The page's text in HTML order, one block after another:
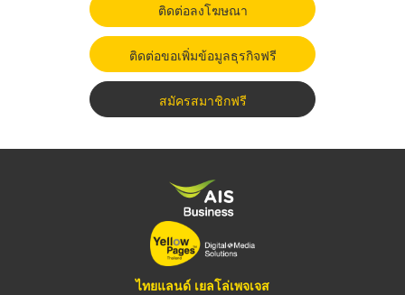
ติดต่อลงโฆษณา
ติดต่อขอเพิ่มข้อมูลธุรกิจฟรี
สมัครสมาชิกฟรี
ไทยแลนด์ เยลโล่เพจเจส